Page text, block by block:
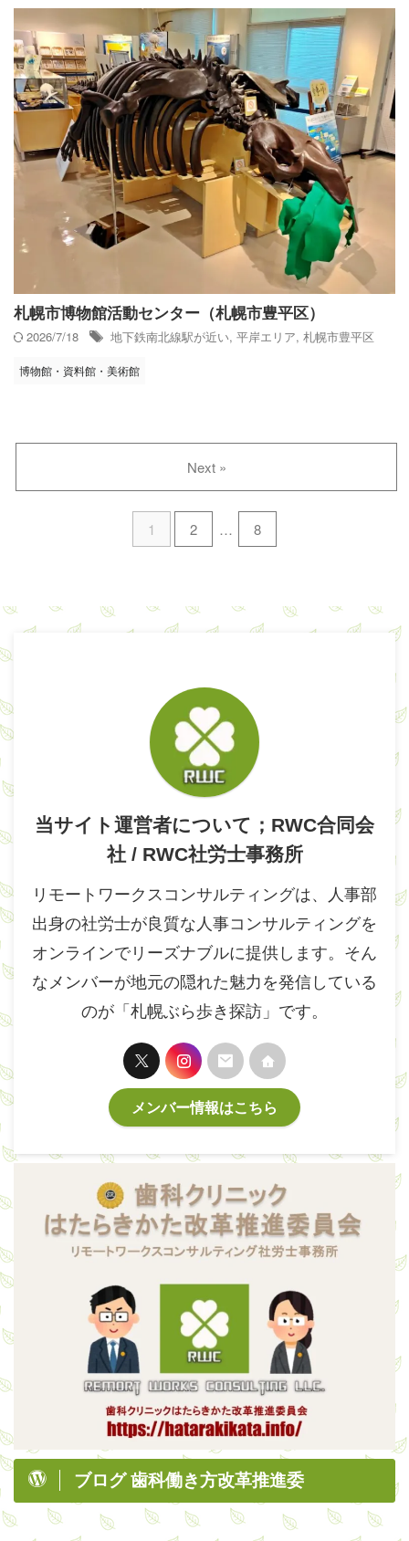
札幌市博物館活動センター（札幌市豊平区）
2026/7/18
地下鉄南北線駅が近い, 平岸エリア, 札幌市豊平区
博物館・資料館・美術館
1 2 … 8
Next »
当サイト運営者について；RWC合同会
社 / RWC社労士事務所
リモートワークスコンサルティングは、人事部
出身の社労士が良質な人事コンサルティングを
オンラインでリーズナブルに提供します。そん
なメンバーが地元の隠れた魅力を発信している
のが「札幌ぶら歩き探訪」です。
メンバー情報はこちら
ブログ 歯科働き方改革推進委